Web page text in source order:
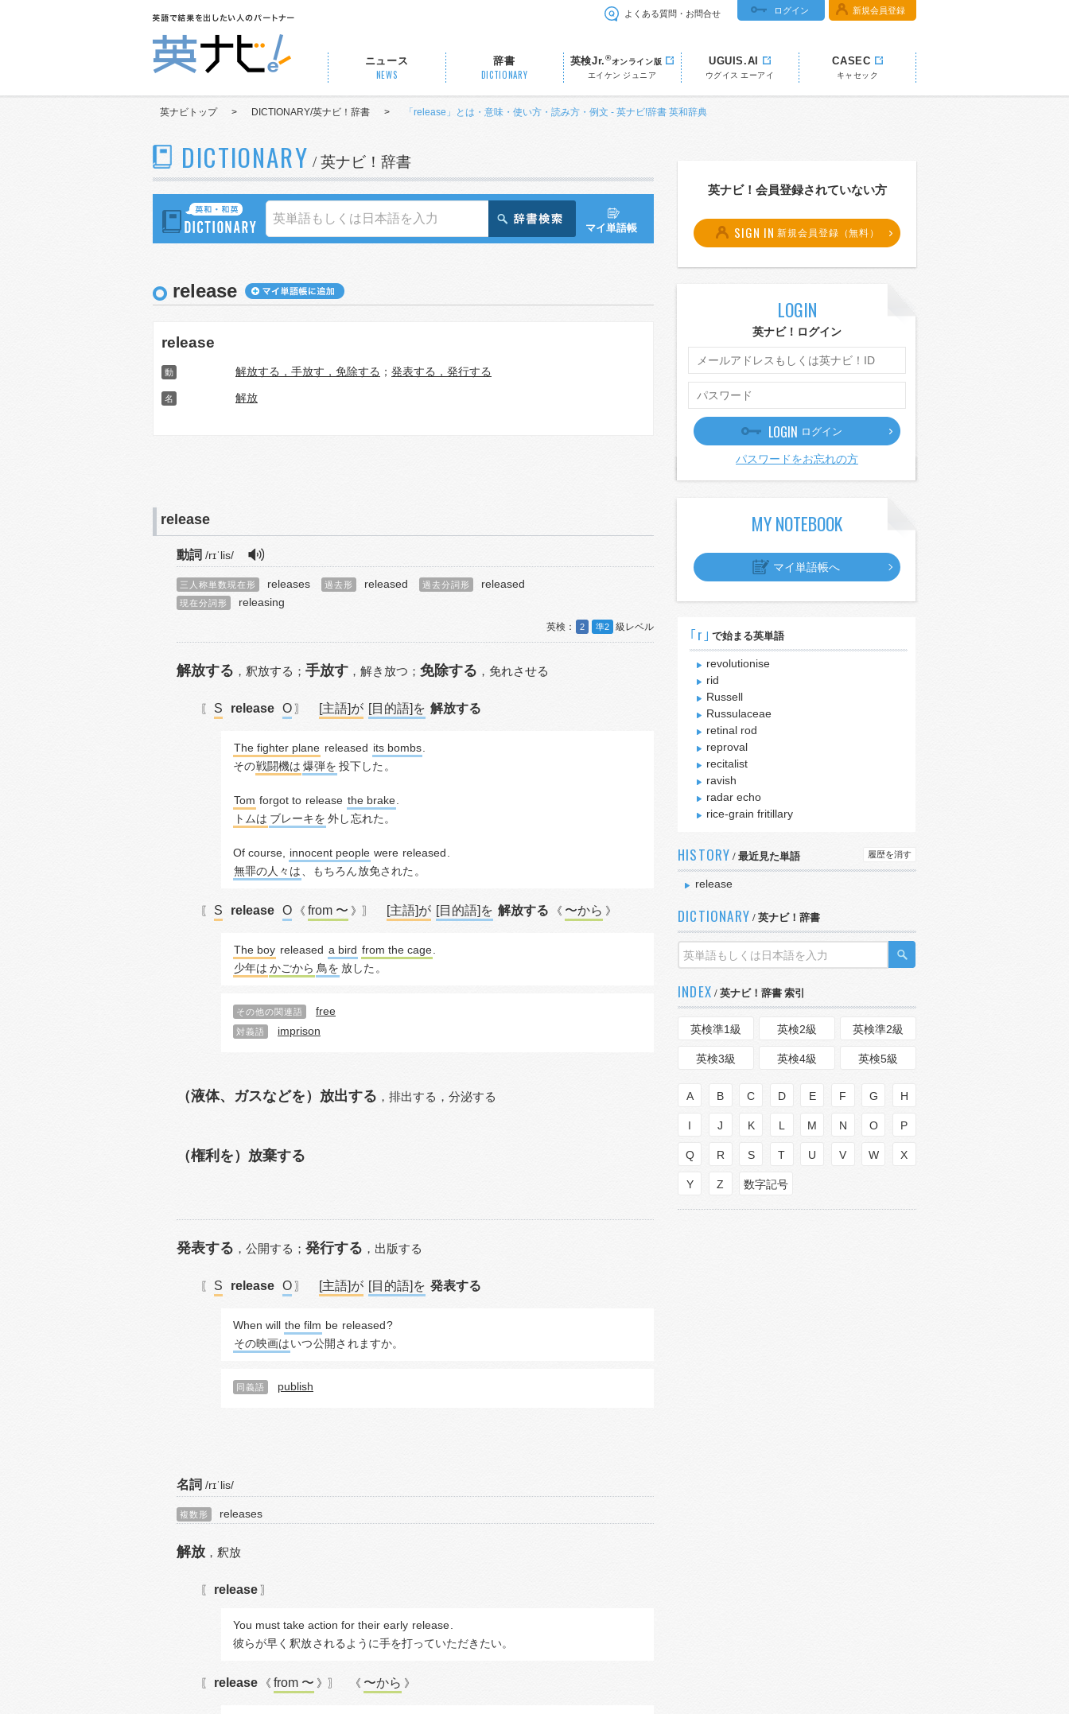
よくある質問・お問合せ ログイン 新規会員登録
ニュース
NEWS
辞書
DICTIONARY
英検Jr.®オンライン版
エイケン ジュニア
UGUIS.AI
ウグイス エーアイ
CASEC
キャセック
英ナビトップ > DICTIONARY/英ナビ！辞書 > 「release」とは・意味・使い方・読み方・例文 - 英ナビ!辞書 英和辞典
DICTIONARY / 英ナビ！辞書
マイ単語帳
release
release
動 解放する，手放す，免除する ； 発表する，発行する
名 解放
release
動詞 /rɪˈlis/
三人称単数現在形 releases 過去形 released 過去分詞形 released
現在分詞形 releasing
2 準2
解放する ， 釈放する； 手放す ， 解き放つ； 免除する ， 免れさせる
〖 S release O 〗 [主語]が [目的語]を 解放する
The fighter plane released its bombs
その戦闘機は 爆弾を 投下した 。
Tom forgot to release the brake
トムは ブレーキを 外し忘れた。
Of course, innocent people were released
無罪の人々は
、もちろん放免された 。
〖 S release O 《 from 〜 》〗 [主語]が [目的語]を 解放する 《 〜から 》
The boy released a bird from the cage
少年は かごから 鳥を 放した 。
その他の関連語 free
対義語 imprison
（液体、ガスなどを）放出する ， 排出する， 分泌する
（権利を）放棄する
発表する ， 公開する； 発行する ， 出版する
〖 S release O〗 [主語]が [目的語]を 発表する
When will the film be released?
その映画はいつ公開さ れますか。
同義語 publish
名詞 /rɪˈlis/
複数形 releases
解放 ， 釈放
〖 release〗
You must take action for their early release
彼らが早く 釈放されるように手を打っていただきたい。
〖 release 《 from 〜 》〗 《 〜から 》
英ナビ！会員登録されていない方
SIGN IN 新規会員登録（無料）
LOGIN
英ナビ！ログイン
LOGIN ログイン
パスワードをお忘れの方
MY NOTEBOOK
マイ単語帳へ
｢r｣ で始まる英単語
revolutionise
rid
Russell
Russulaceae
retinal rod
reproval
recitalist
ravish
radar echo
rice-grain fritillary
HISTORY / 最近見た単語 履歴を消す
release
DICTIONARY / 英ナビ！辞書
INDEX / 英ナビ！辞書 索引
英検準1級 英検2級 英検準2級
英検3級 英検4級 英検5級
A B C D E F G H
I J K L M N O P
Q R S T U V W X
Y Z 数字記号